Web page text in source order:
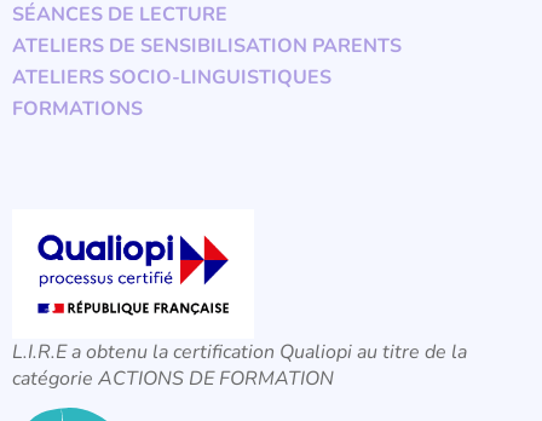
SÉANCES DE LECTURE
ATELIERS DE SENSIBILISATION PARENTS
ATELIERS SOCIO-LINGUISTIQUES
FORMATIONS
L.I.R.E a obtenu la certification Qualiopi au titre de la
catégorie ACTIONS DE FORMATION